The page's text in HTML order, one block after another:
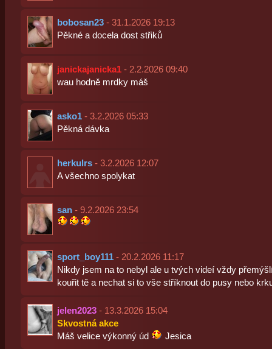
bobosan23- 31.1.2026 19:13
Pěkné a docela dost střiků
janickajanicka1- 2.2.2026 09:40
wau hodně mrdky máš
asko1- 3.2.2026 05:33
Pěkná dávka
herkulrs- 3.2.2026 12:07
A všechno spolykat
san- 9.2.2026 23:54
sport_boy111- 20.2.2026 11:17
Nikdy jsem na to nebyl ale u tvých videí vždy
kouřit tě a nechat si to vše stříknout do pusy nebo
jelen2023- 13.3.2026 15:04
Skvostná akce
Máš velice výkonný úd
Jesica